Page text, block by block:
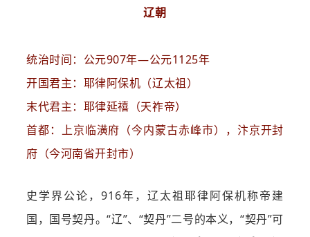
辽朝
统治时间：公元907年—公元1125年
开国君主：耶律阿保机（辽太祖）
末代君主：耶律延禧（天祚帝）
首都：上京临潢府（今内蒙古赤峰市），汴京开封
府（今河南省开封市）
史学界公论，916年，辽太祖耶律阿保机称帝建
国，国号契丹。“辽”、“契丹”二号的本义，“契丹”可